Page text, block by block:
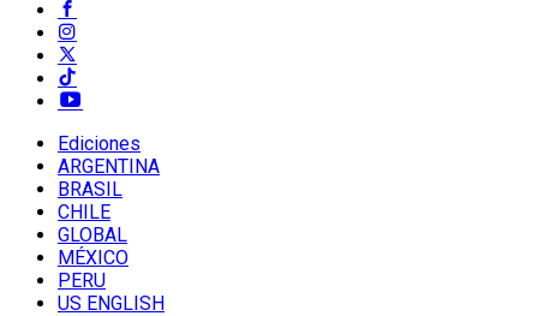
Ediciones
ARGENTINA
BRASIL
CHILE
GLOBAL
MÉXICO
PERU
US ENGLISH